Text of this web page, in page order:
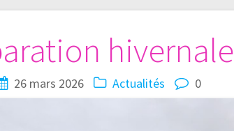
hivernale
26 mars 2026 Actualités 0